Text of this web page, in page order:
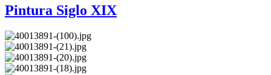
Pintura Siglo XIX